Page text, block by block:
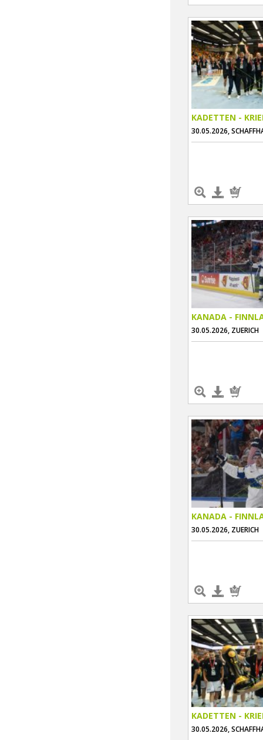
KADETTEN -
30.05.2026,
KANADA -
30.05.2026, ZUERICH
KANADA -
30.05.2026, ZUERICH
KADETTEN -
30.05.2026,